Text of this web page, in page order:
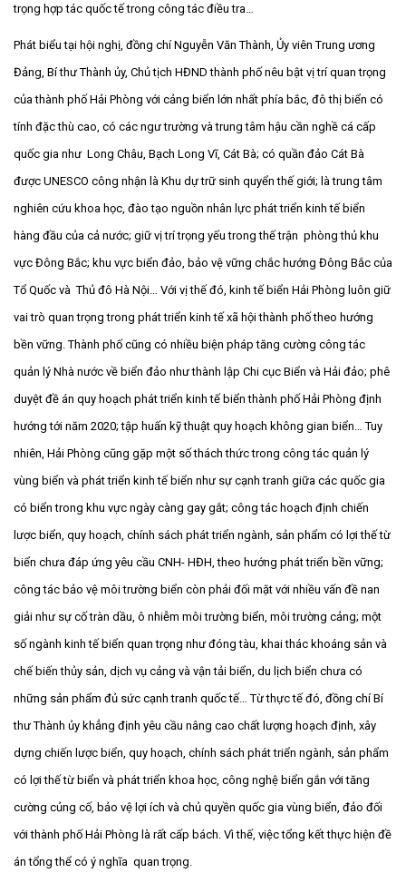
trọng hợp tác quốc tế trong công tác điều tra…
Phát biểu tại hội nghị, đồng chí Nguyễn Văn Thành, Ủy viên Trung ương
Đảng, Bí thư Thành ủy, Chủ tịch HĐND thành phố nêu bật vị trí quan trọng
của thành phố Hải Phòng với cảng biển lớn nhất phía bắc, đô thị biển có
tính đặc thù cao, có các ngư trường và trung tâm hậu cần nghề cá cấp
quốc gia như Long Châu, Bạch Long Vĩ, Cát Bà; có quần đảo Cát Bà
được UNESCO công nhận là Khu dự trữ sinh quyển thế giới; là trung tâm
nghiên cứu khoa học, đào tạo nguồn nhân lực phát triển kinh tế biển
hàng đầu của cả nước; giữ vị trí trọng yếu trong thế trận phòng thủ khu
vực Đông Bắc; khu vực biển đảo, bảo vệ vững chắc hướng Đông Bắc của
Tổ Quốc và Thủ đô Hà Nội… Với vị thế đó, kinh tế biển Hải Phòng luôn giữ
vai trò quan trọng trong phát triển kinh tế xã hội thành phố theo hướng
bền vững. Thành phố cũng có nhiều biện pháp tăng cường công tác
quản lý Nhà nước về biển đảo như thành lập Chi cục Biển và Hải đảo; phê
duyệt đề án quy hoạch phát triển kinh tế biển thành phố Hải Phòng định
hướng tới năm 2020; tập huấn kỹ thuật quy hoạch không gian biển… Tuy
nhiên, Hải Phòng cũng gặp một số thách thức trong công tác quản lý
vùng biển và phát triển kinh tế biển như sự cạnh tranh giữa các quốc gia
có biển trong khu vực ngày càng gay gắt; công tác hoạch định chiến
lược biển, quy hoạch, chính sách phát triển ngành, sản phẩm có lợi thế từ
biển chưa đáp ứng yêu cầu CNH- HĐH, theo hướng phát triển bền vững;
công tác bảo vệ môi trường biển còn phải đối mặt với nhiều vấn đề nan
giải như sự cố tràn dầu, ô nhiễm môi trường biển, môi trường cảng; một
số ngành kinh tế biển quan trọng như đóng tàu, khai thác khoáng sản và
chế biến thủy sản, dịch vụ cảng và vận tải biển, du lịch biển chưa có
những sản phẩm đủ sức cạnh tranh quốc tế… Từ thực tế đó, đồng chí Bí
thư Thành ủy khẳng định yêu cầu nâng cao chất lượng hoạch định, xây
dựng chiến lược biển, quy hoạch, chính sách phát triển ngành, sản phẩm
có lợi thế từ biển và phát triển khoa học, công nghệ biển gắn với tăng
cường củng cố, bảo vệ lợi ích và chủ quyền quốc gia vùng biển, đảo đối
với thành phố Hải Phòng là rất cấp bách. Vì thế, việc tổng kết thực hiện đề
án tổng thể có ý nghĩa quan trọng.